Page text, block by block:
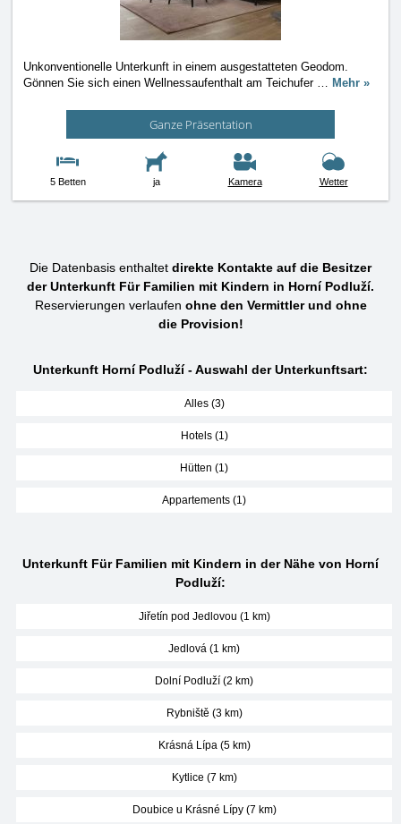
Unkonventionelle Unterkunft in einem ausgestatteten Geodom.
Gönnen Sie sich einen Wellnessaufenthalt am Teichufer … Mehr »
Ganze Präsentation
5 Betten ja Kamera Wetter
Die Datenbasis enthaltet direkte Kontakte auf die Besitzer
der Unterkunft Für Familien mit Kindern in Horní Podluží.
Reservierungen verlaufen ohne den Vermittler und ohne
die Provision!
Unterkunft Horní Podluží - Auswahl der Unterkunftsart:
Alles (3)
Hotels (1)
Hütten (1)
Appartements (1)
Unterkunft Für Familien mit Kindern in der Nähe von Horní
Podluží:
Jiřetín pod Jedlovou (1 km)
Jedlová (1 km)
Dolní Podluží (2 km)
Rybniště (3 km)
Krásná Lípa (5 km)
Kytlice (7 km)
Doubice u Krásné Lípy (7 km)